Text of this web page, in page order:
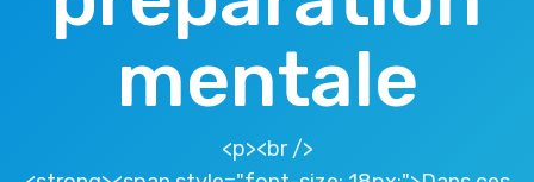
mentale
<p><br />